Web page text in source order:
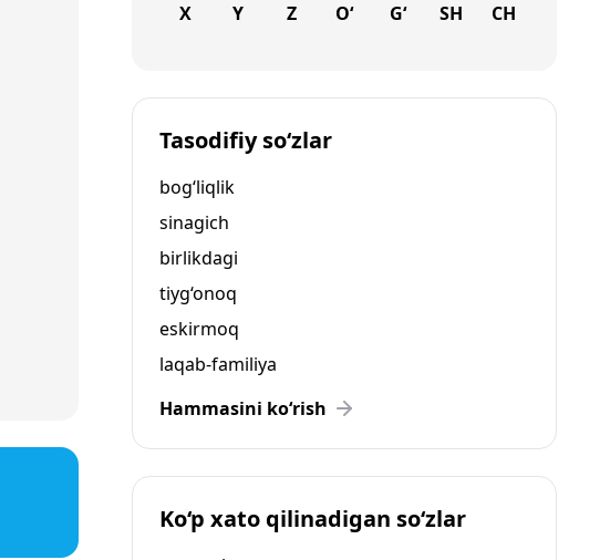
X Y Z O‘ G‘ SH CH
Tasodifiy so‘zlar
bog‘liqlik
sinagich
birlikdagi
tiyg‘onoq
eskirmoq
laqab-familiya
Hammasini ko‘rish
Ko‘p xato qilinadigan so‘zlar